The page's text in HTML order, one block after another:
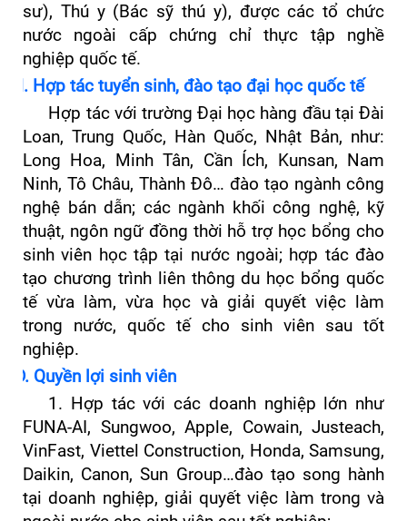
sư), Thú y (Bác sỹ thú y), được các tổ chức
nước ngoài cấp chứng chỉ thực tập nghề
nghiệp quốc tế.
II. Hợp táctuyển sinh, đào tạo đại học quốc tế
Hợp tác với trường Đại học hàng đầu tại Đài
Loan, Trung Quốc, Hàn Quốc, Nhật Bản, như:
Long Hoa, Minh Tân, Cần Ích, Kunsan, Nam
Ninh, Tô Châu, Thành Đô… đào tạo ngành công
nghệ bán dẫn; các ngành khối công nghệ, kỹ
thuật, ngôn ngữ đồng thời hỗ trợ học bổng cho
sinh viên học tập tại nước ngoài; hợp tác đào
tạo chương trình liên thông du học bổng quốc
tế vừa làm, vừa học và giải quyết việc làm
trong nước, quốc tế cho sinh viên sau tốt
nghiệp.
D. Quyền lợi sinh viên
1. Hợp tác với các doanh nghiệp lớn như
FUNA-AI, Sungwoo, Apple, Cowain, Justeach,
VinFast, Viettel Construction, Honda, Samsung,
Daikin, Canon, Sun Group…đào tạo song hành
tại doanh nghiệp, giải quyết việc làm trong và